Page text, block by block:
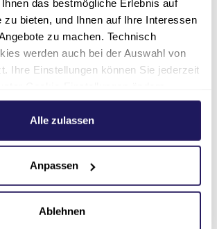
das bestmögliche Erlebnis auf
zu bieten, und Ihnen auf Ihre Interessen
zu machen. Technisch
werden auch bei der Auswahl von
Ihre Einstellungen können Sie jederzeit
hierzu finden Sie in unserer
.Alle zulassen
Anpassen
Ablehnen
Finanziert wird die Arbeit nahezu
aus Spenden und
Nach der Behandlung in
Partnerkrankenhäusern kehren
in Oberhausen zurück, bevor sie
Familien zurück geflogen
Evangelische
Paul
Stift